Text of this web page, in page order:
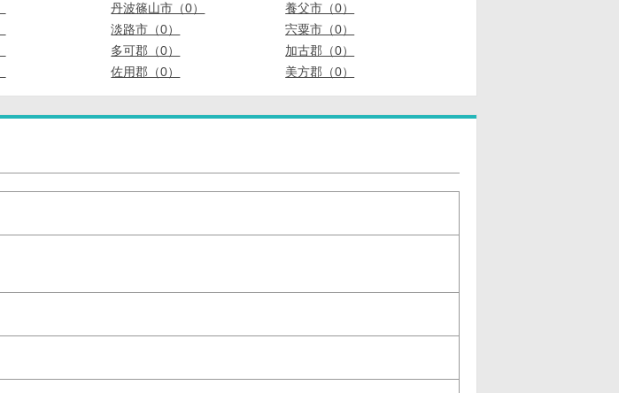
丹波篠山市（0）
養父市（0）
淡路市（0）
宍粟市（0）
多可郡（0）
加古郡（0）
佐用郡（0） 美方郡（0）